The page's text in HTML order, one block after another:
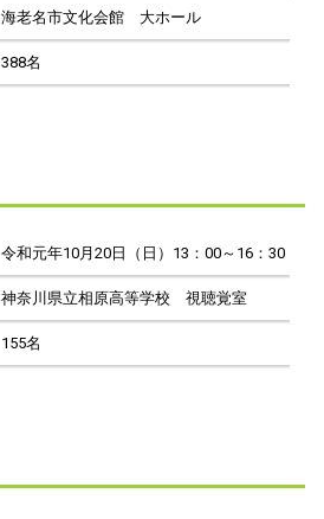
海老名市文化会館 大ホール
388名
令和元年10月20日（日）13：00～16：30
神奈川県立相原高等学校 視聴覚室
155名